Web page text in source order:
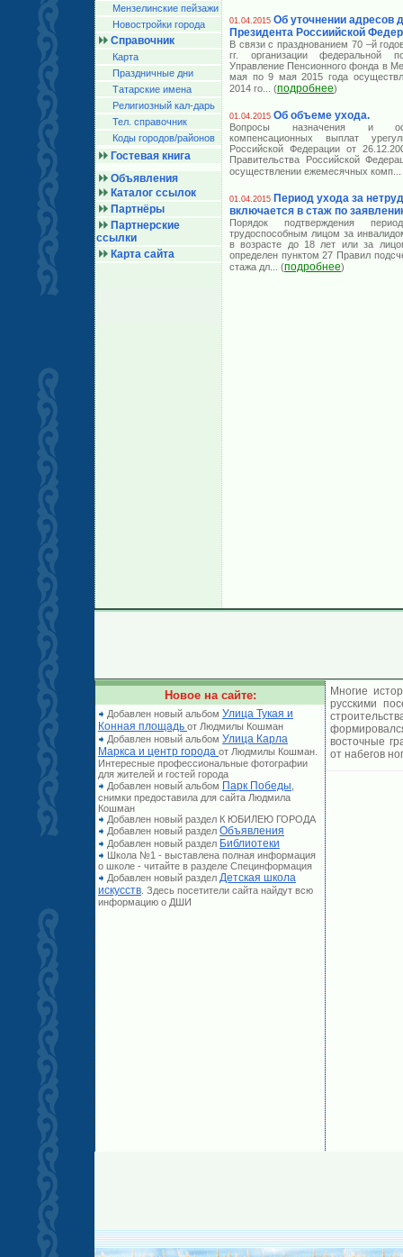
Мензелинские пейзажи
Новостройки города
Справочник
Карта
Праздничные дни
Татарские имена
Религиозный кал-дарь
Тел. справочник
Коды городов/райoнов
Гостевая книга
Объявления
Каталог ссылок
Партнёры
Партнерские
ссылки
Карта сайта
01.04.2015 Об уточнении адресов
Президента Россиийской
В связи с празднованием 70 –й
гг. организации федеральной
Управление Пенсионного фонда в
мая по 9 мая 2015 года
2014 го ... (подробнее)
01.04.2015 Об объеме ухода.
Вопросы назначения и
компенсационных выплат
Российской Федерации от
Правительства Российской
осуществлении ежемесячных комп
01.04.2015 Период ухода за
включается в стаж по
Порядок подтверждения
трудоспособным лицом за
в возрасте до 18 лет или за
определен пунктом 27 Правил
стажа дл ... (подробнее)
Новое на сайте:
Добавлен новый альбом Улица Тукая и
Конная площадь от Людмилы Кошман
Добавлен новый альбом Улица Карла
Маркса и центр города от Людмилы Кошман.
Интересные профессиональные фотографии
для жителей и гостей города
Добавлен новый альбом Парк Победы
снимки предоставила для сайта Людмила
Кошман
Добавлен новый раздел К ЮБИЛЕЮ ГОРОДА
Добавлен новый раздел Объявления
Добавлен новый раздел Библиотеки
Школа №1 - выставлена полная информация
о школе - читайте в разделе Специнформация
Добавлен новый раздел Детская школа
искусств . Здесь посетители сайта найдут всю
информацию о ДШИ
Многие
русскими
восточные
от набегов